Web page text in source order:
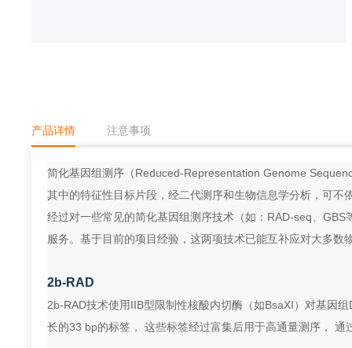
产品详情 注意事项
简化基因组测序（Reduced-Representation Genome
其中的特征性目标片段，经二代测序和生物信息学分析，可
经过对一些常见的简化基因组测序技术（如：RAD-seq、
服务。基于目前的项目经验，这两项技术已能互补应对大多数
2b-RAD
2b-RAD技术使用IIB型限制性核酸内切酶（如BsaXI）对基因
长的33 bp的标签， 这些标签经过富集后用于高通量测序，